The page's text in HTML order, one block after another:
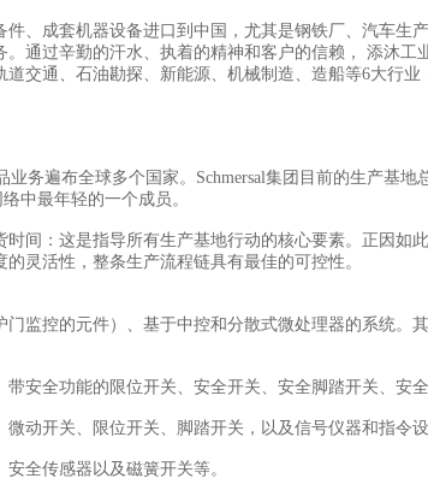
、成套机器设备进口到中国，尤其是钢铁厂、汽车生
通过辛勤的汗水、执着的精神和客户的信赖， 添沐工
交通、石油勘探、新能源、机械制造、造船等6大行
业务遍布全球多个国家。Schmersal集团目前的生产基
中最年轻的一个成员。
间：这是指导所有生产基地行动的核心要素。正因如
灵活性，整条生产流程链具有最佳的可控性。
监控的元件）、基于中控和分散式微处理器的系统。
安全功能的限位开关、安全开关、安全脚踏开关、安
动开关、限位开关、脚踏开关，以及信号仪器和指令
全传感器以及磁簧开关等。